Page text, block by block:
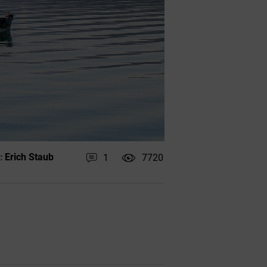
Erich Staub 1 7720